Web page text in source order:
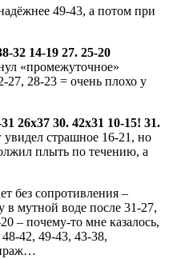
49-43, а потом при
32 14-19 27. 25-20
«промежуточное»
27, 28-23 = очень плохо у
26х37 30. 42х31 10-15! 31.
увидел страшное 16-21, но
плыть по течению, а
без сопротивления –
мутной воде после 31-27,
– почему-то мне казалось,
42, 49-43, 43-38,